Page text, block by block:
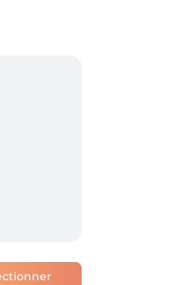
in